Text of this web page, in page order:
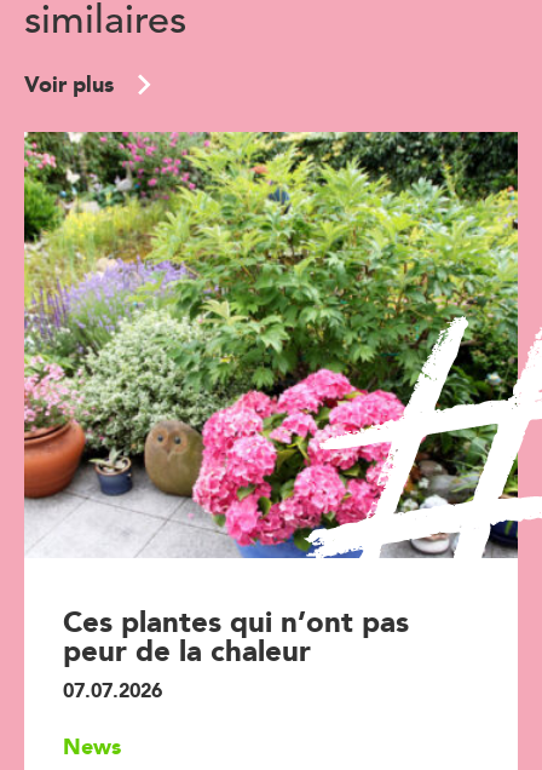
similaires
Voir plus
Ces plantes qui n’ont pas
peur de la chaleur
07.07.2026
News